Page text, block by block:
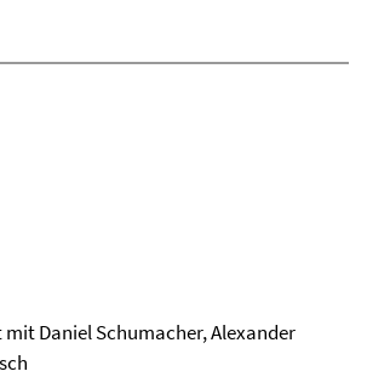
Daniel Schumacher, Alexander